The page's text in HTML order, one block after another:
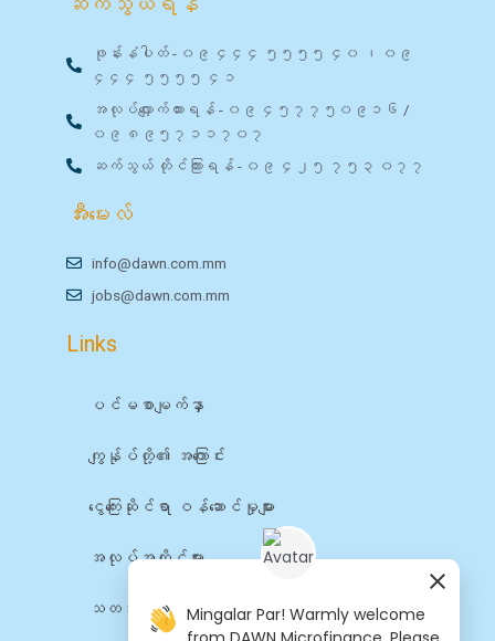
ဖုန်းနံပါတ် - ၀၉ ၄၄၄ ၅၅၅၅ ၄၀ ၊ ၀၉
၄၄၄ ၅၅၅၅ ၄၁
အလုပ်လျှောက်ထားရန် - ၀၉ ၄၅၇၇၅၀၉၁၆ /
၀၉ ၈၉၅၇၁၁၇၀၇
ဆက်သွယ် တိုင်ကြားရန် - ၀၉ ၄၂၅ ၇၅၃ ၀၇၇
အီးမေးလ်
info@dawn.com.mm
jobs@dawn.com.mm
Links
ပင်မစာမျက်နှာ
ကျွန်ုပ်တို့၏ အကြောင်း
ငွေကြေးဆိုင်ရာ ဝန်ဆောင်မှုများ
အလုပ်အကိုင်များ
သတင်း
Mingalar Par! Warmly welcome